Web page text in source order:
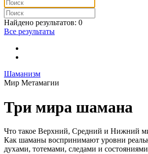
Найдено результатов: 0
Все результаты
Шаманизм
Мир Метамагии
Три мира шамана
Что такое Верхний, Средний и Нижний
Как шаманы воспринимают уровни
духами, тотемами, следами и